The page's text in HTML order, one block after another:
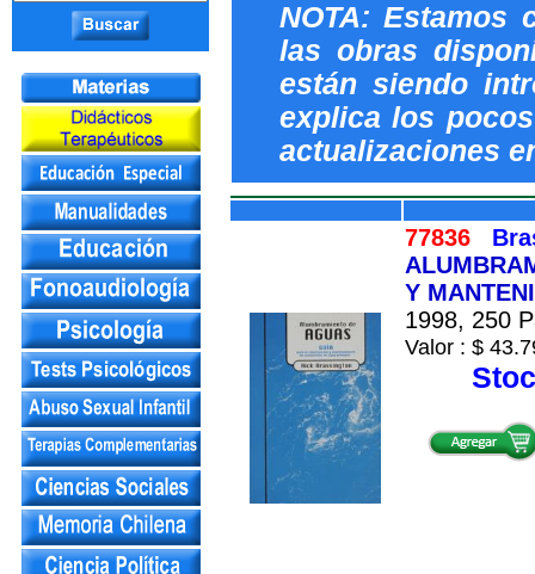
NOTA: Estamos
las obras
están siendo
explica los
actualizaciones
77836
Y
1998, 250
Valor : $